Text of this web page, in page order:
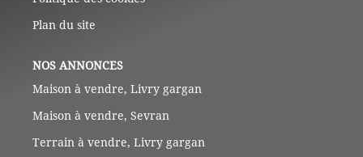
Plan du site
NOS ANNONCES
Maison à vendre, Livry gargan
Maison à vendre, Sevran
Terrain à vendre, Livry gargan